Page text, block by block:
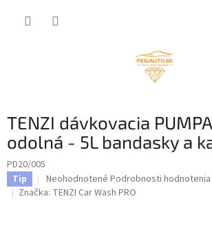
TENZI dávkovacia
odolná - 5L bandasky a
PD20/005
Tip
Priemerné
hodnotenie
Neohodnotené Podrobnosti hodnotenia
Značka: TENZI Car Wash PRO